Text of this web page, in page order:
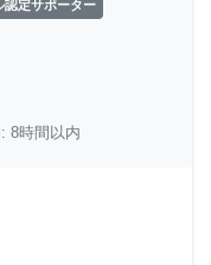
認定サポーター
8時間以内